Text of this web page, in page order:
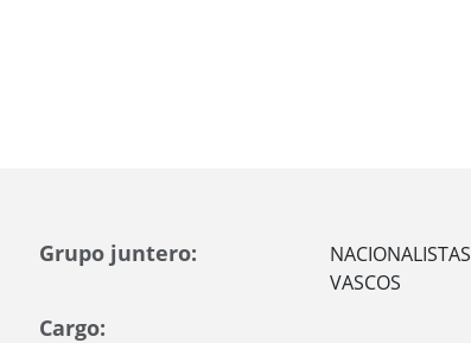
Grupo juntero:
NACIONALISTAS
VASCOS
Cargo: